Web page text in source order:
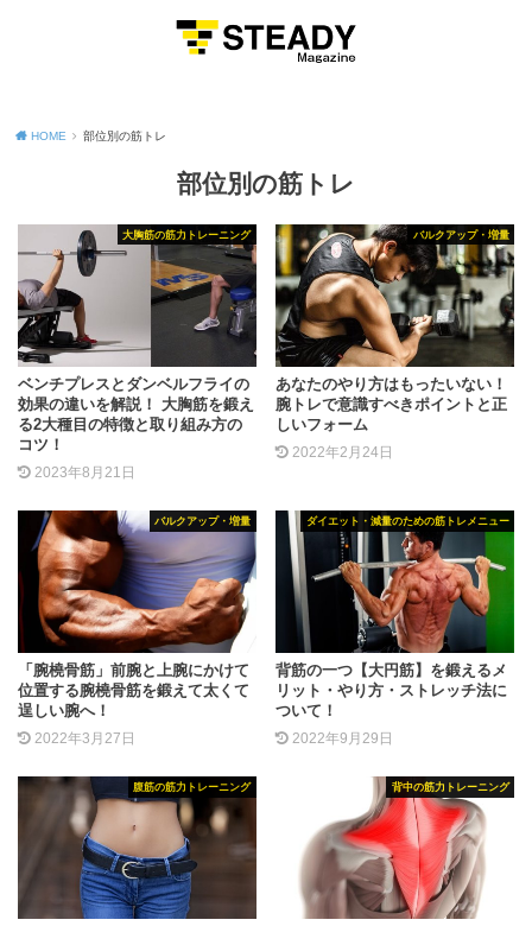
HOME 部位別の筋トレ
部位別の筋トレ
大胸筋の筋力トレーニング
ベンチプレスとダンベルフライの
効果の違いを解説！ 大胸筋を鍛え
る2大種目の特徴と取り組み方の
コツ！
2023年8月21日
バルクアップ・増量
あなたのやり方はもったいない！
腕トレで意識すべきポイントと正
しいフォーム
2022年2月24日
バルクアップ・増量
「腕橈骨筋」前腕と上腕にかけて
位置する腕橈骨筋を鍛えて太くて
逞しい腕へ！
2022年3月27日
ダイエット・減量のための筋トレメニュー
背筋の一つ【大円筋】を鍛えるメ
リット・やり方・ストレッチ法に
ついて！
2022年9月29日
腹筋の筋力トレーニング 背中の筋力トレーニング